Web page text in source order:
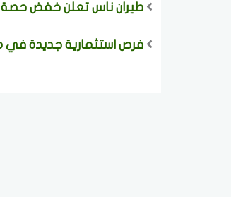
طيران ناس تعلن خفض حصة
فرص استثمارية جديدة في